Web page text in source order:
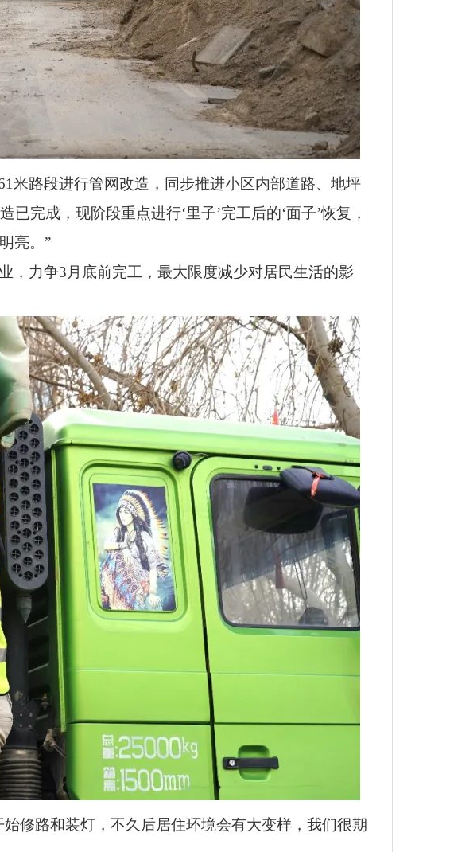
米路段进行管网改造，同步推进小区内部道路、地坪
完成，现阶段重点进行‘里子’完工后的‘面子’恢复，
亮。”
，力争3月底前完工，最大限度减少对居民生活的影
修路和装灯，不久后居住环境会有大变样，我们很期